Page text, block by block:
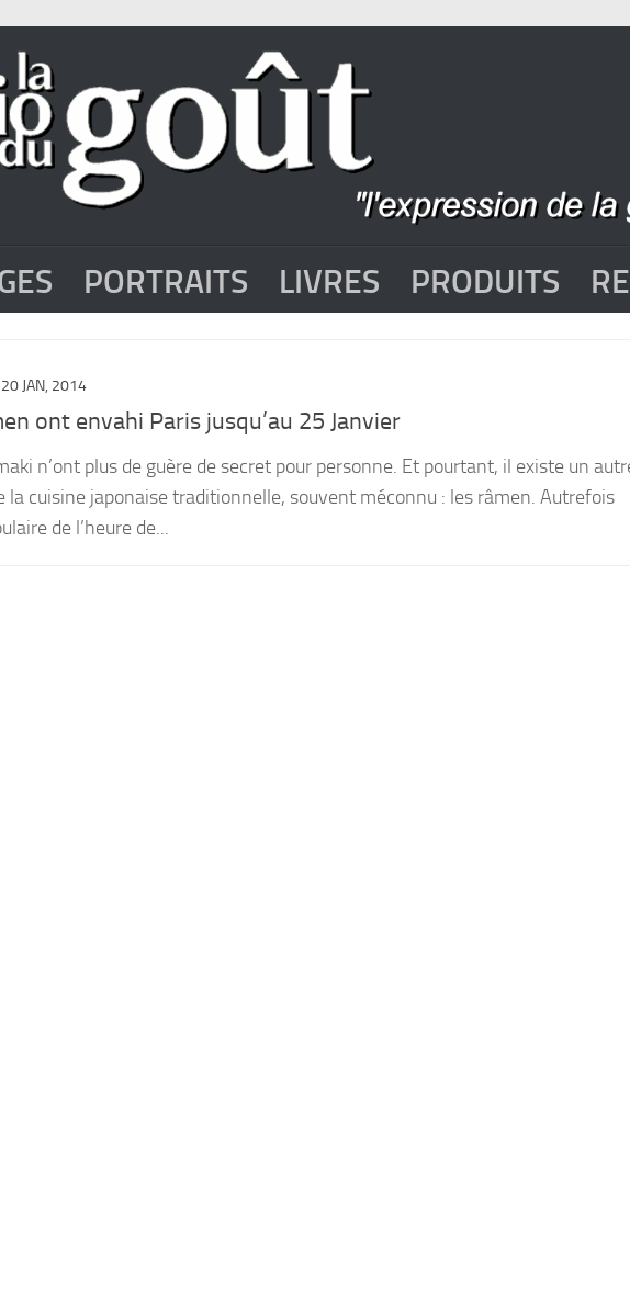
PORTRAITS LIVRES PRODUITS
20 JAN, 2014
ont envahi Paris jusqu’au 25 Janvier
n’ont plus de guère de secret pour personne. Et pourtant, il existe un
la cuisine japonaise traditionnelle, souvent méconnu : les râmen. Autrefois
de l’heure de...